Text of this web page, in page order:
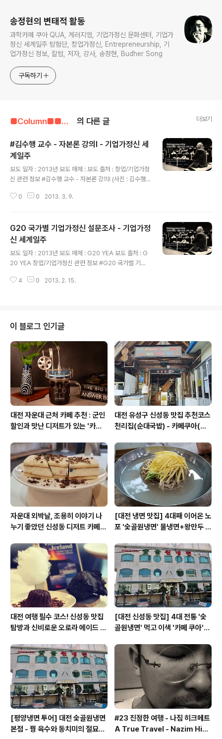
송정현의 변태적 활동
과학카페 쿠아 QUA, 게러지엠, 기업가정신 문화센터, 기업가
정신 세계일주 탐험단, 창업가정신, Entrepreneurship, 기
업가정신 정보, 칼럼, 저자, 강사, 송정현, Budher Song
구독하기
■Column■■■■■/기업가정신 관련 자료 의 다른 글 더보기
#김수행 교수 - 자본론 강의I - 기업가정신 세
계일주
보도 일자 : 2013년 보도 매체 : 보도 출처 : 창업/기업가정
신 관련 정보 #김수행 교수 - 자본론 강의I (사진 : 김수행
/ Facebook) 기업가정신 세계일주[World Entrepren
olsE-mail : WET project / Budher Song *****후
원 문의 및 계좌*****CITI BANK 895-12006-267-
01송정현(기업가정신 세계일주) 기업가정신 세계일주 프
로젝트는 아래 기관 및 단체의 협력과 지원을 받고 있습니
0 0 2013. 3. 9.
G20 국가별 기업가정신 설문조사 - 기업가정
신 세계일주
보도 일자 : 2013년 보도 매체 : G20 YEA 보도 출처 : G
20 YEA 창업/기업가정신 관련 정보 #G20 국가별 기업
erpa로 활동하고 있는 G20 청년창업가연맹(G20YEA)
ㅎㅎ 설문은 한글로 번역되어 있습니다. 걱정하지 마세요~
이거 설문응답자 수가 적으면, 국가적으로 좀 X팔립니다.
좀 웃기지만, 회의 참석하면 숫자가 많은 국가 대표들이 목
소리가 더 크거든요. 여러분들, 애국하신다고 생각하시고
다들 설문 부탁드립니다. 고맙습니다. Survey: http://..
4 0 2013. 2. 15.
이 블로그 인기글
대전 자운대 근처 카페 추천 : 군인
할인과 맛난 디저트가 있는 '카페
대전 유성구 신성동 맛집 추천코스
천리집(순대국밥) - 카페쿠아(커
자운대 외박날, 조용히 이야기 나
누기 좋았던 신성동 디저트 카페
[대전 냉면 맛집] 4대째 이어온 노
포 '숯골원냉면' 물냉면+왕만두 조
대전 여행 필수 코스! 신성동 맛집
탐방과 신비로운 오로라 에이드 체
[대전 신성동 맛집] 4대 전통 '숯
골원냉면' 먹고 이색 '카페 쿠아'로
[평양냉면 투어] 대전 숯골원냉면
본점 - 꿩 육수와 동치미의 절묘한
#23 진정한 여행 - 나짐 히크메트
A True Travel - Nazim Hik